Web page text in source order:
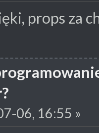
props za
06, 16:55 »